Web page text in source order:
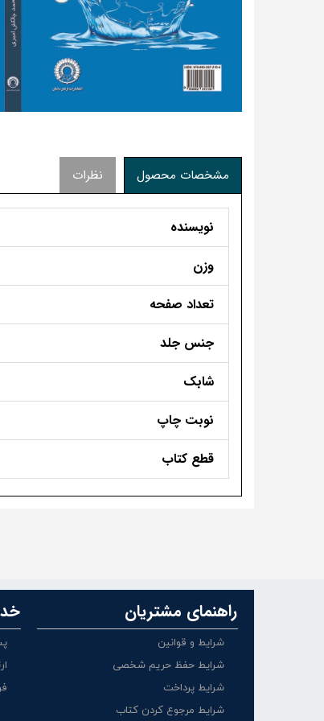
مشخصات محصول نظرات
نویسنده
وزن
تعداد صفحه
جنس جلد
شابک
نوبت چاپ
قطع کتاب
راهنمای مشتریان
شرایط و قوانین
شرایط حفظ حریم شخصی
شرایط پرداخت
شرایط مرجوع کردن کتاب